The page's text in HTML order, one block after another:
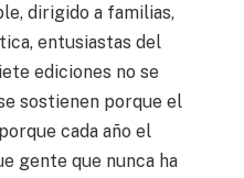
dirigido a familias,
entusiastas del
ediciones no se
sostienen porque el
cada año el
gente que nunca ha